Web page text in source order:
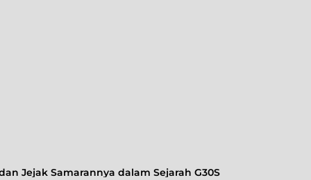
Jejak Samarannya dalam Sejarah G30S